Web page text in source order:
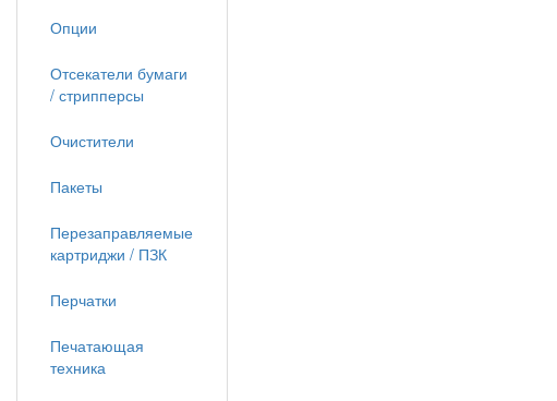
Опции
Отсекатели бумаги
/ стрипперсы
Очистители
Пакеты
Перезаправляемые
картриджи / ПЗК
Перчатки
Печатающая
техника